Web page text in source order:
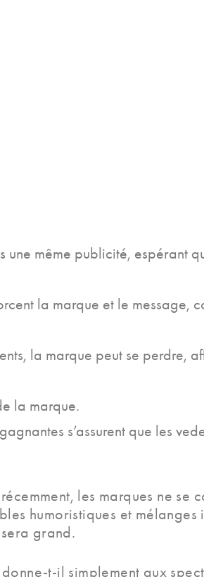
même publicité, espérant
la marque et le message,
la marque peut se perdre,
la marque.
s’assurent que les
les marques ne se
humoristiques et mélanges
grand.
t-il simplement aux